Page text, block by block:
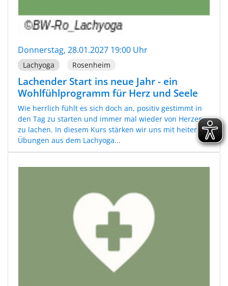
Donnerstag, 28.01.2027 19:00 Uhr
Lachyoga Rosenheim
Lachender Start ins neue Jahr - ein
Wohlfühlprogramm für Herz und Seele
Wie herrlich fühlt es sich doch an, positiv gestimmt in
den Tag zu starten und immer mal wieder von Herzen
zu lachen. In diesem Kurs stärken wir uns mit heiteren
Übungen aus dem Lachyoga...